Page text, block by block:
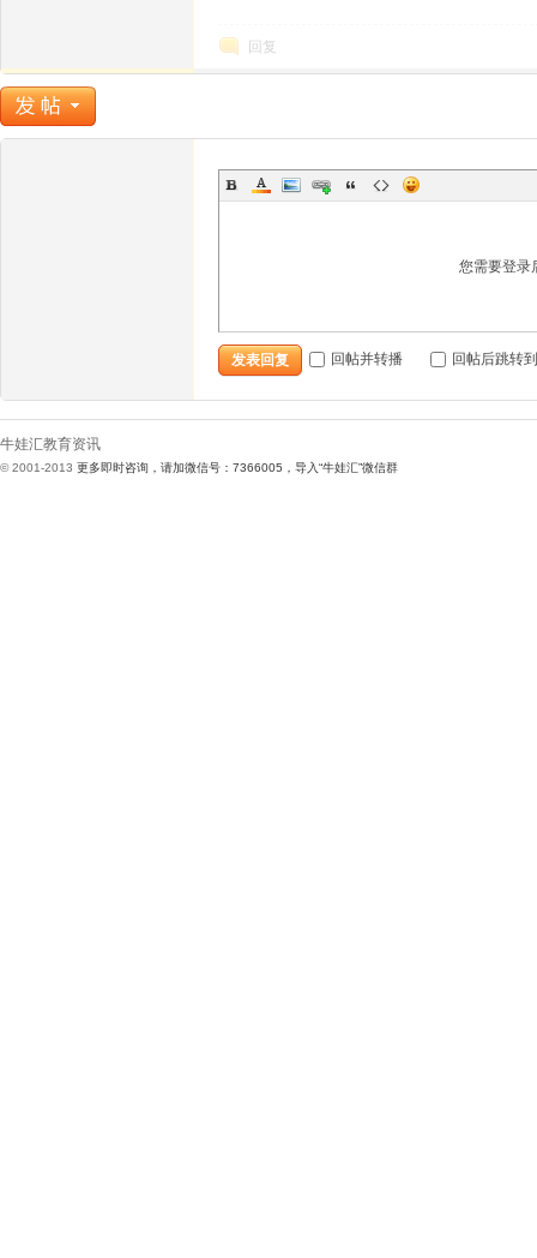
回复
您需要登录
发表回复 回帖并转播 回帖后跳转
牛娃汇教育资讯
© 2001-2013 更多即时咨询，请加微信号：7366005，导入“牛娃汇”微信群